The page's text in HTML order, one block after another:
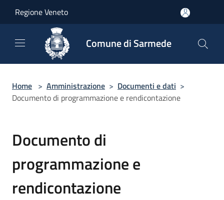
Regione Veneto
Comune di Sarmede
Home > Amministrazione > Documenti e dati >
Documento di programmazione e rendicontazione
Documento di
programmazione e
rendicontazione